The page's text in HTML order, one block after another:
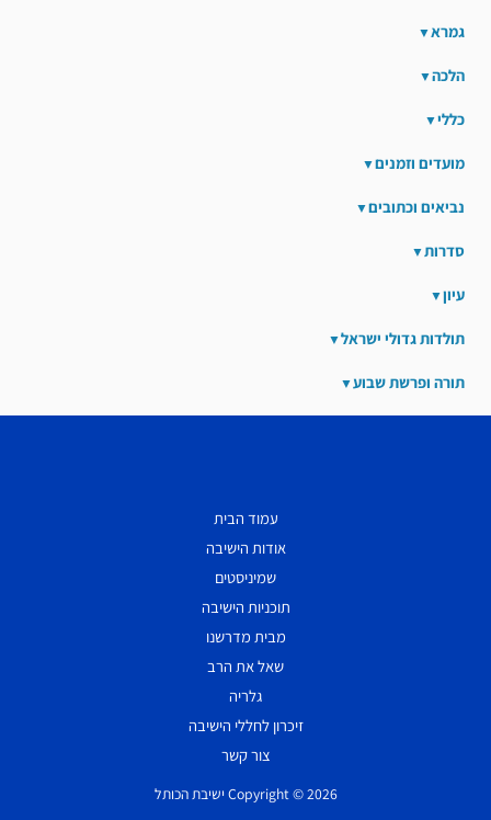
גמרא
הלכה
כללי
מועדים וזמנים
נביאים וכתובים
סדרות
עיון
תולדות גדולי ישראל
תורה ופרשת שבוע
עמוד הבית
אודות הישיבה
שמיניסטים
תוכניות הישיבה
מבית מדרשנו
שאל את הרב
גלריה
זיכרון לחללי הישיבה
צור קשר
Copyright © 2026 ישיבת הכותל